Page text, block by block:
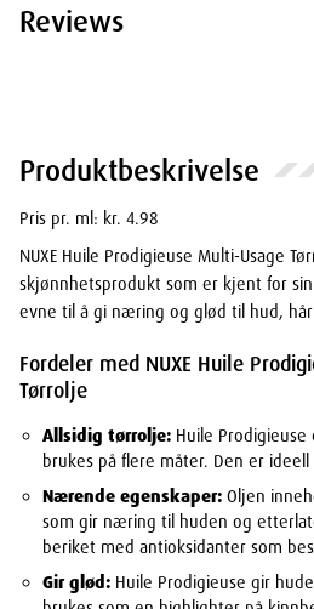
Produktbeskrivelse
Pris pr. ml: kr. 4.98
NUXE Huile Prodigieuse Multi-Usage
skjønnhetsprodukt som er kjent for
evne til å gi næring og glød til hud,
Fordeler med NUXE Huile
Tørrolje
Allsidig tørrolje: Huile
brukes på flere måter. Den er
Nærende egenskaper: Oljen
som gir næring til huden og
beriket med antioksidanter som
Gir glød: Huile Prodigieuse gir
Reviews